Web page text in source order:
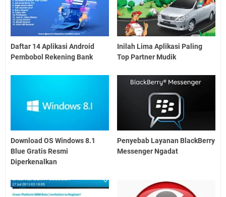
Daftar 14 Aplikasi Android
Pembobol Rekening Bank
Inilah Lima Aplikasi Paling
Top Partner Mudik
Download OS Windows 8.1
Blue Gratis Resmi
Diperkenalkan
Penyebab Layanan BlackBerry
Messenger Ngadat